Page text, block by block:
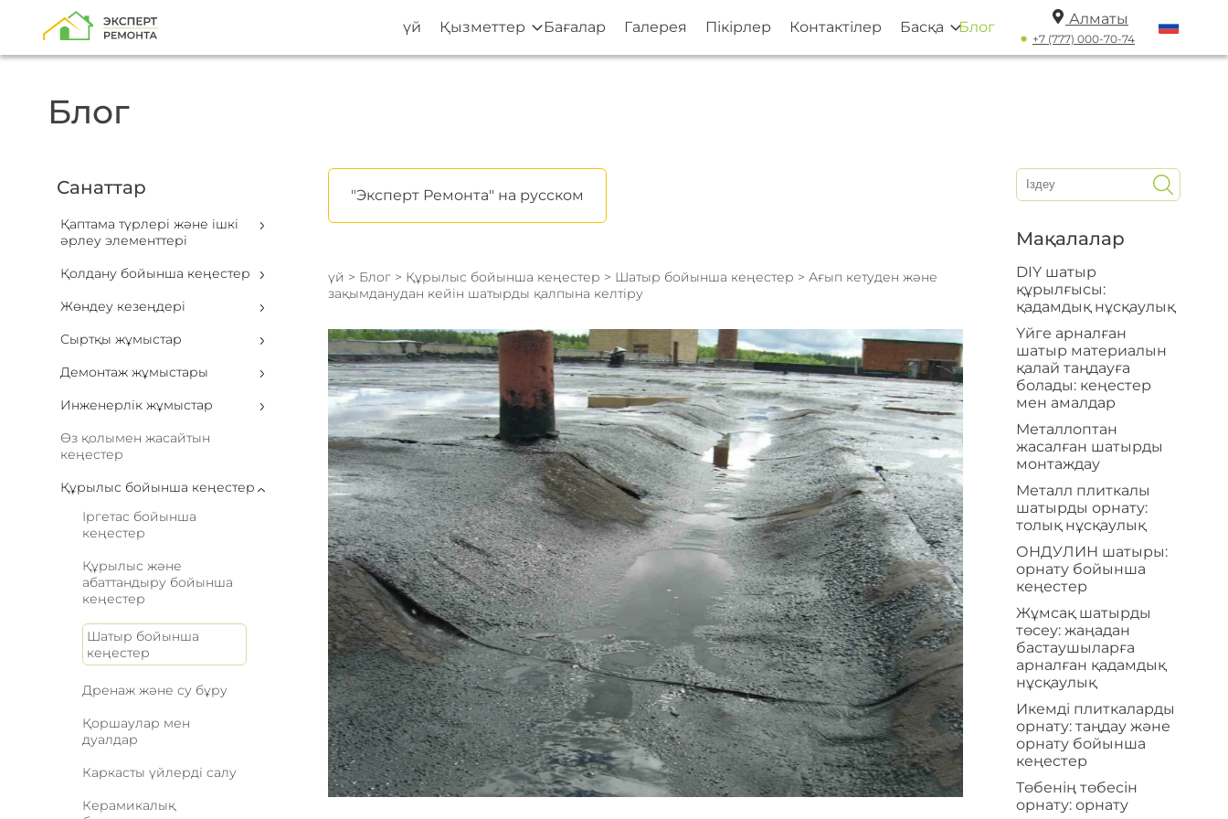
үй Қызметтер Бағалар Галерея Пікірлер Контактілер Басқа Блог Алматы
+7 (777) 000-70-74
Блог
Санаттар
Қаптама түрлері және ішкі
әрлеу элементтері
Қолдану бойынша кеңестер
Жөндеу кезеңдері
Сыртқы жұмыстар
Демонтаж жұмыстары
Инженерлік жұмыстар
Өз қолымен жасайтын
кеңестер
Құрылыс бойынша кеңестер
Іргетас бойынша
кеңестер
Құрылыс және
абаттандыру бойынша
кеңестер
Шатыр бойынша
кеңестер
Дренаж және су бұру
Қоршаулар мен
дуалдар
Каркасты үйлерді салу
Керамикалық
"Эксперт Ремонта" на русском
үй > Блог> Құрылыс бойынша кеңестер > Шатыр бойынша кеңестер > Ағып кетуден және
зақымданудан кейін шатырды қалпына келтіру
Мақалалар
DIY шатыр
құрылғысы:
қадамдық нұсқаулық
Үйге арналған
шатыр материалын
қалай таңдауға
болады: кеңестер
мен амалдар
Металлоптан
жасалған шатырды
монтаждау
Металл плиткалы
шатырды орнату:
толық нұсқаулық
ОНДУЛИН шатыры:
орнату бойынша
кеңестер
Жұмсақ шатырды
төсеу: жаңадан
бастаушыларға
арналған қадамдық
нұсқаулық
Икемді плиткаларды
орнату: таңдау және
орнату бойынша
кеңестер
Төбенің төбесін
орнату: орнату